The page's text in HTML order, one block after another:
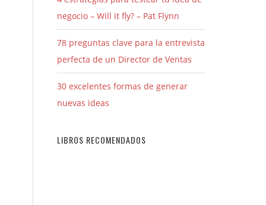
negocio – Will it fly? – Pat Flynn
78 preguntas clave para la entrevista
perfecta de un Director de Ventas
30 excelentes formas de generar
nuevas ideas
LIBROS RECOMENDADOS